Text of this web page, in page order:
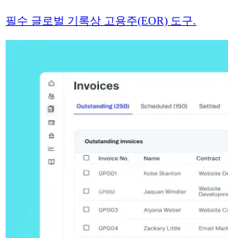
필수 글로벌 기록상 고용주(EOR) 도구.​​